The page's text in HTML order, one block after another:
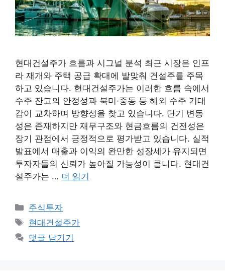
현대건설주가 흐름과 시그널 분석 최근 시장은 인프
라 재개와 주택 공급 확대에 발맞춰 건설주를 주목
하고 있습니다. 현대건설주가는 이러한 흐름 속에서
수주 잔고의 안정성과 북미·중동 등 해외 수주 기대
감이 교차하며 방향성을 찾고 있습니다. 단기 변동
성은 존재하지만 재무구조와 현금흐름의 건전성은
장기 관점에서 긍정적으로 평가받고 있습니다. 실적
발표에서 매출과 이익의 완만한 성장세가 유지되면
투자자들의 신뢰가 높아질 가능성이 큽니다. 현대건
설주가는 … 더 읽기
카
테
리
주식투자
태
그
현대건설주가
댓글 남기기